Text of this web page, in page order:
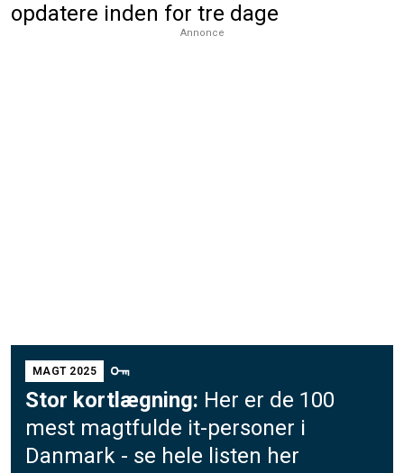
opdatere inden for tre dage
Annonce
MAGT 2025
Stor kortlægning: Her er de 100
mest magtfulde it-personer i
Danmark - se hele listen her